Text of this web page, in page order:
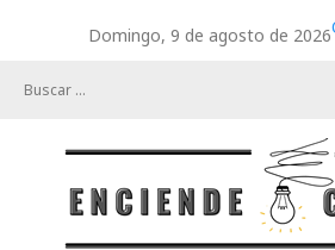
Domingo, 9 de agosto de 2026